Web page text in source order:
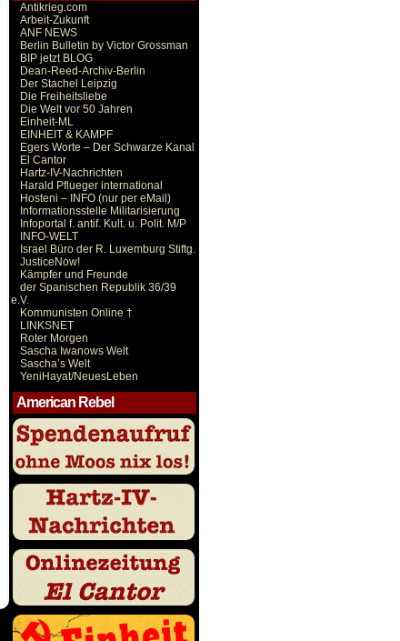
Antikrieg.com
Arbeit-Zukunft
ANF NEWS
Berlin Bulletin by Victor Grossman
BIP jetzt BLOG
Dean-Reed-Archiv-Berlin
Der Stachel Leipzig
Die Freiheitsliebe
Die Welt vor 50 Jahren
Einheit-ML
EINHEIT & KAMPF
Egers Worte – Der Schwarze Kanal
El Cantor
Hartz-IV-Nachrichten
Harald Pflueger international
Hosteni – INFO (nur per eMail)
Informationsstelle Militarisierung
Infoportal f. antif. Kult. u. Polit. M/P
INFO-WELT
Israel Büro der R. Luxemburg Stiftg.
JusticeNow!
Kämpfer und Freunde
der Spanischen Republik 36/39
e.V.
Kommunisten Online †
LINKSNET
Roter Morgen
Sascha Iwanows Welt
Sascha’s Welt
YeniHayat/NeuesLeben
American Rebel